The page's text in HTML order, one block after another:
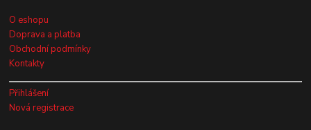
O eshopu
Doprava a platba
Obchodní podmínky
Kontakty
Přihlášení
Nová registrace